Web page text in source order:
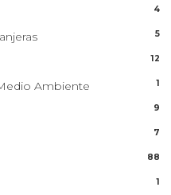
4
5
12
Ambiente 1
9
7
88
1